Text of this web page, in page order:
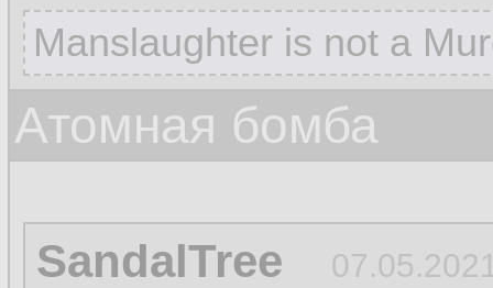
Manslaughter is not a
Атомная бомба
SandalTree